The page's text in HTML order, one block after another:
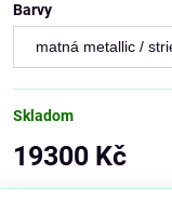
Barvy
Skladom
19300 Kč